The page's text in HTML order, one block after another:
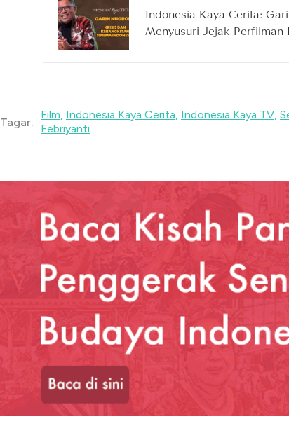
Indonesia Kaya Cerita:
Menyusuri Jejak Perfilman
Tagar:
Film, Indonesia Kaya Cerita, Indonesia Kaya TV,
Febriyanti